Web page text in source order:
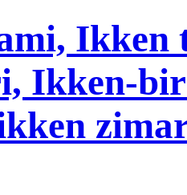
Ikken
Ikken-